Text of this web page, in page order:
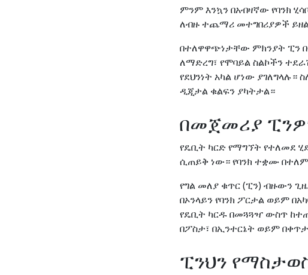
ምንም እንኳን በአብዛኛው የባንክ
ለብዙ ተጨማሪ መተግበሪያዎች
በተለዋዋጭነታቸው ምክንያት ፒን
ለማድረግ፣ የሞባይል ስልኮችን
የደህንነት አካል ሆነው ያገለግላሉ።
ዲጂታል ቁልፍን ያካትታል።
በመጀመሪያ
የዴቢት ካርድ የማግኘት የተለመደ
ሲጠይቅ ነው። የባንክ ተቋሙ
የግል መለያ ቁጥር (ፒን) ብዙውን
በኦንላይን የባንክ ፖርታል ወይም
የዴቢት ካርዱ በመጓጓዣ ውስጥ
በፖስታ፣ በኢንተርኔት ወይም
ፒንህን